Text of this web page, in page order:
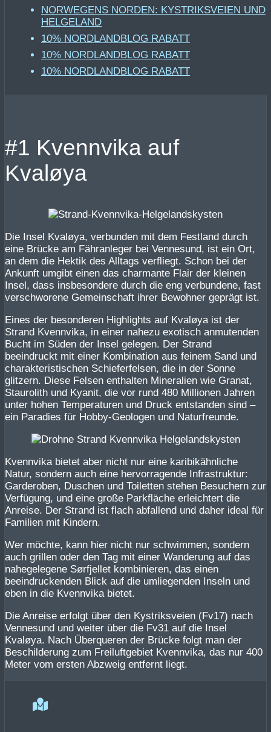
NORWEGENS NORDEN: KYSTRIKSVEIEN UND
HELGELAND
10% NORDLANDBLOG RABATT
10% NORDLANDBLOG RABATT
10% NORDLANDBLOG RABATT
#1 Kvennvika auf
Kvaløya
Die Insel Kvaløya, verbunden mit dem Festland durch
eine Brücke am Fähranleger bei Vennesund, ist ein Ort,
an dem die Hektik des Alltags verfliegt. Schon bei der
Ankunft umgibt einen das charmante Flair der kleinen
Insel, dass insbesondere durch die eng verbundene, fast
verschworene Gemeinschaft ihrer Bewohner geprägt ist.
Eines der besonderen Highlights auf Kvaløya ist der
Strand Kvennvika, in einer nahezu exotisch anmutenden
Bucht im Süden der Insel gelegen. Der Strand
beeindruckt mit einer Kombination aus feinem Sand und
charakteristischen Schieferfelsen, die in der Sonne
glitzern. Diese Felsen enthalten Mineralien wie Granat,
Staurolith und Kyanit, die vor rund 480 Millionen Jahren
unter hohen Temperaturen und Druck entstanden sind –
ein Paradies für Hobby-Geologen und Naturfreunde.
Kvennvika bietet aber nicht nur eine karibikähnliche
Natur, sondern auch eine hervorragende Infrastruktur:
Garderoben, Duschen und Toiletten stehen Besuchern zur
Verfügung, und eine große Parkfläche erleichtert die
Anreise. Der Strand ist flach abfallend und daher ideal für
Familien mit Kindern.
Wer möchte, kann hier nicht nur schwimmen, sondern
auch grillen oder den Tag mit einer Wanderung auf das
nahegelegene Sørfjellet kombinieren, das einen
beeindruckenden Blick auf die umliegenden Inseln und
eben in die Kvennvika bietet.
Die Anreise erfolgt über den Kystriksveien (Fv17) nach
Vennesund und weiter über die Fv31 auf die Insel
Kvaløya. Nach Überqueren der Brücke folgt man der
Beschilderung zum Freiluftgebiet Kvennvika, das nur 400
Meter vom ersten Abzweig entfernt liegt.